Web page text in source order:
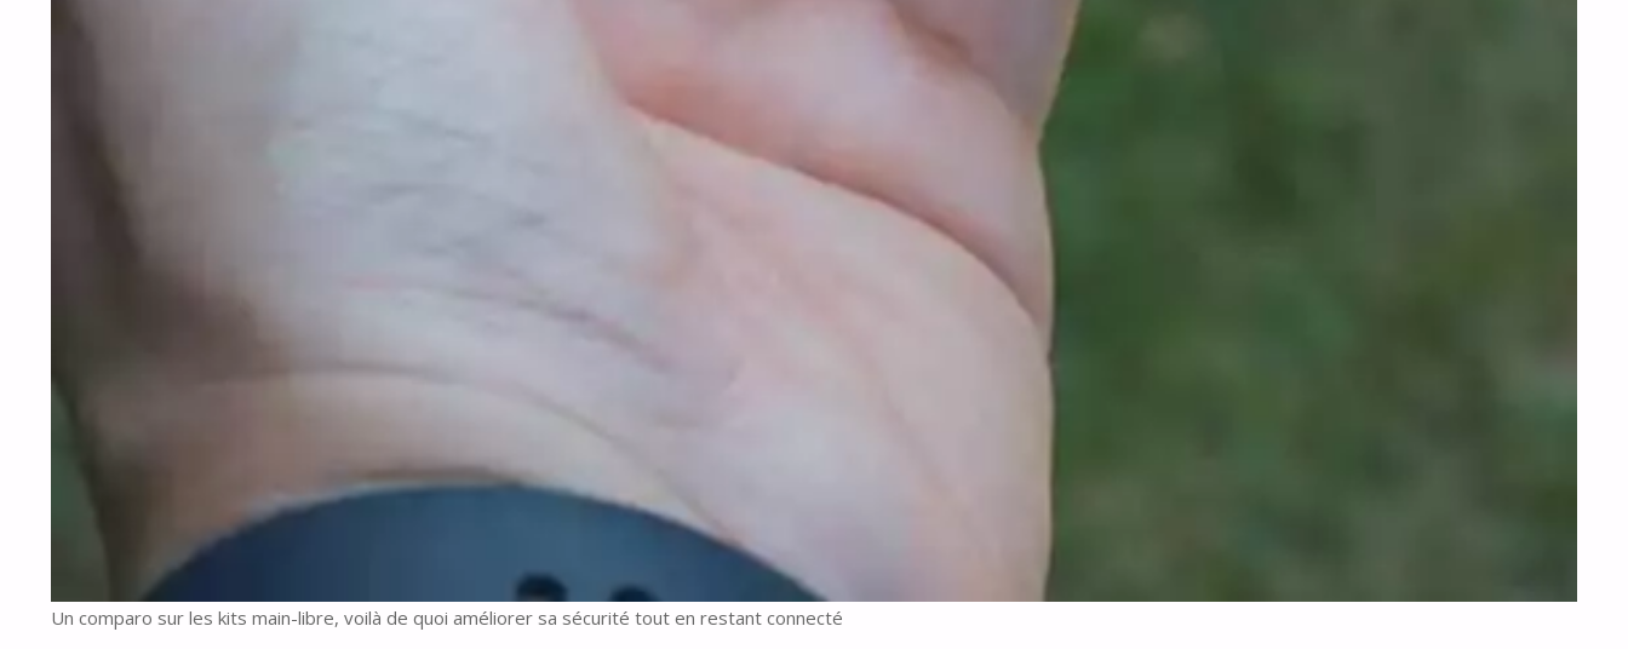
Un comparo sur les kits main-libre, voilà de quoi améliorer sa sécurité tout en restant connecté